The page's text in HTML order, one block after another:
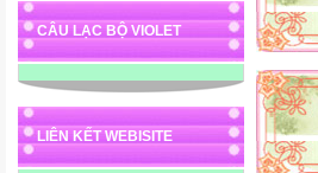
CÂU LẠC BỘ VIOLET
LIÊN KẾT WEBISITE